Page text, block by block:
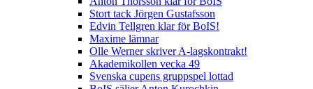
Stort tack Jörgen Gustafsson
Edvin Tellgren klar för BoIS!
Maxime lämnar
Olle Werner skriver A-lagskontrakt!
Akademikollen vecka 49
Svenska cupens gruppspel lottad